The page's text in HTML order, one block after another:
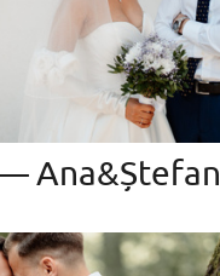
Ana&Ștefan